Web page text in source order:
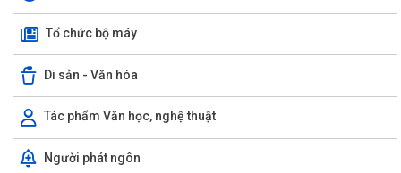
Tổ chức bộ máy
Di sản - Văn hóa
Tác phẩm Văn học, nghệ thuật
Người phát ngôn
đếm bắt buộc để giải phóng mặt...
Hội phụ nữ xã Hà Bắc tổ chức trao quà của tổ chức GNI Hàn Quốc cho
hội viên phụ nữ trên địa bàn